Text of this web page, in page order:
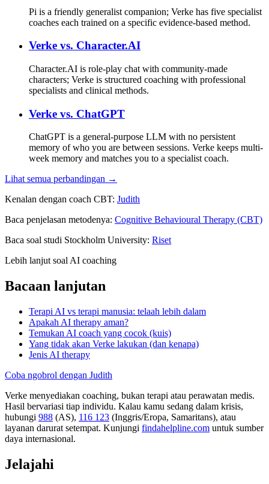
Pi is a friendly generalist companion; Verke has five specialist
coaches each trained on a specific evidence-based method.
Verke vs. Character.AI
Character.AI is role-play chat with community-made
characters; Verke is structured coaching with professional
specialists and clinical methods.
Verke vs. ChatGPT
ChatGPT is a general-purpose LLM with no persistent
memory of who you are between sessions. Verke keeps multi-
week memory and matches you to a specialist coach.
Lihat semua perbandingan →
Kenalan dengan coach CBT: Judith
Baca penjelasan metodenya: Cognitive Behavioural Therapy (CBT)
Baca soal studi Stockholm University: Riset
Lebih lanjut soal AI coaching
Bacaan lanjutan
Terapi AI vs terapi manusia: telaah lebih dalam
Apakah AI therapy aman?
Temukan AI coach yang cocok (kuis)
Yang tidak akan Verke lakukan (dan kenapa)
Jenis AI therapy
Coba ngobrol dengan Judith
Verke menyediakan coaching, bukan terapi atau perawatan medis.
Hasil bervariasi tiap individu. Kalau kamu sedang dalam krisis,
hubungi 988 (AS), 116 123 (Inggris/Eropa, Samaritans), atau
layanan darurat setempat. Kunjungi findahelpline.com untuk sumber
daya internasional.
Jelajahi